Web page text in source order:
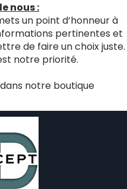
nous :
un point d’honneur à
pertinentes et
de faire un choix juste.
notre priorité.
notre boutique